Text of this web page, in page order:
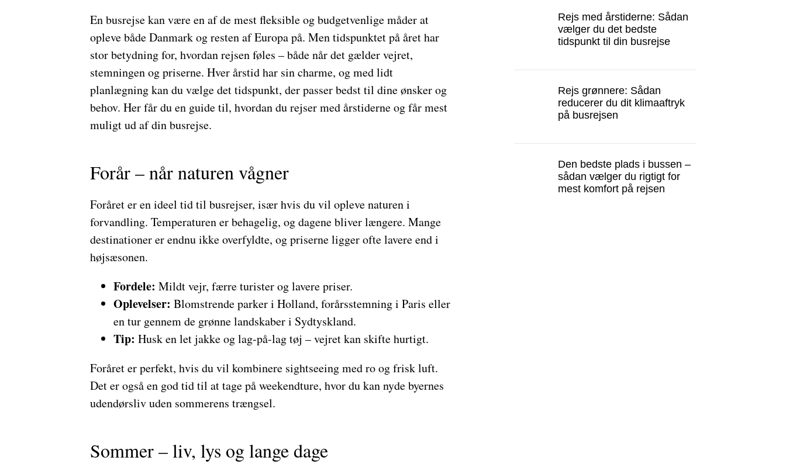
En busrejse kan være en af de mest fleksible og budgetvenlige måder at
opleve både Danmark og resten af Europa på. Men tidspunktet på året har
stor betydning for, hvordan rejsen føles – både når det gælder vejret,
stemningen og priserne. Hver årstid har sin charme, og med lidt
planlægning kan du vælge det tidspunkt, der passer bedst til dine ønsker og
behov. Her får du en guide til, hvordan du rejser med årstiderne og får mest
muligt ud af din busrejse.
Forår – når naturen vågner
Foråret er en ideel tid til busrejser, især hvis du vil opleve naturen i
forvandling. Temperaturen er behagelig, og dagene bliver længere. Mange
destinationer er endnu ikke overfyldte, og priserne ligger ofte lavere end i
højsæsonen.
Fordele: Mildt vejr, færre turister og lavere priser.
Oplevelser: Blomstrende parker i Holland, forårsstemning i Paris eller
en tur gennem de grønne landskaber i Sydtyskland.
Tip: Husk en let jakke og lag-på-lag tøj – vejret kan skifte hurtigt.
Foråret er perfekt, hvis du vil kombinere sightseeing med ro og frisk luft.
Det er også en god tid til at tage på weekendture, hvor du kan nyde byernes
udendørsliv uden sommerens trængsel.
Sommer – liv, lys og lange dage
Rejs med årstiderne: Sådan
vælger du det bedste
tidspunkt til din busrejse
Rejs grønnere: Sådan
reducerer du dit klimaaftryk
på busrejsen
Den bedste plads i bussen –
sådan vælger du rigtigt for
mest komfort på rejsen